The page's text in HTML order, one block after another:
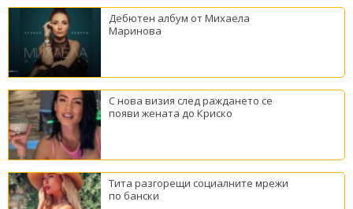
Дебютен албум от Михаела
Маринова
С нова визия след раждането се
появи жената до Криско
Тита разгорещи социалните мрежи
по бански